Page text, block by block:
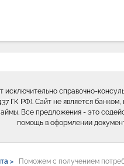
исключительно справочно-
ГК РФ). Сайт не является
Все предложения - это
помощь в оформлении
> Поможем с получением